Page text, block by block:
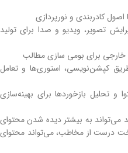
کادربندی و نورپردازی
تصویر، ویدیو و صدا برای تولید
خارجی برای بومی ‌سازی مطالب
طریق کپشن‌نویسی، استوری‌ها و تعامل
و تحلیل بازخوردها برای بهینه‌سازی
می‌تواند به بیشتر دیده شدن محتوای
درست از مخاطب، می‌تواند محتوای